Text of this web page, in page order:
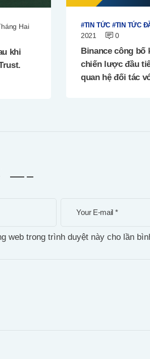
Hai
khi
TIN TỨC TIN TỨC
2021
0
Binance công bố
chiến lược đầu
quan hệ đối tác
web trong trình duyệt này cho lần